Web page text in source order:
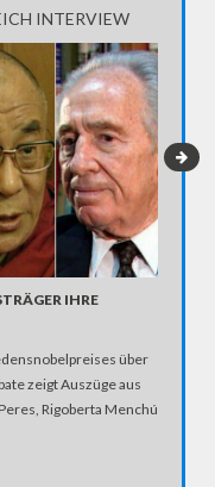
INTERVIEW
IHRE
über
zeigt Auszüge aus
Rigoberta Menchú